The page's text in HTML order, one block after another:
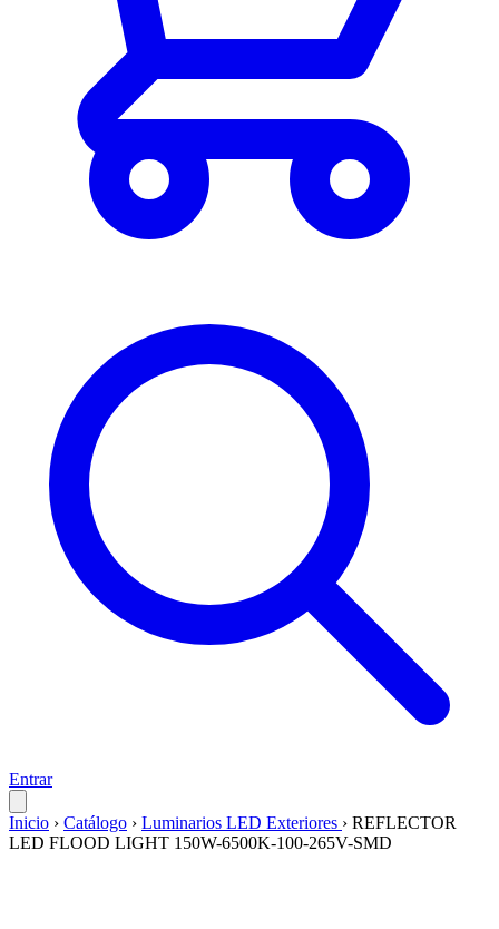
Entrar
Inicio › Catálogo › Luminarios LED Exteriores › REFLECTOR
LED FLOOD LIGHT 150W-6500K-100-265V-SMD